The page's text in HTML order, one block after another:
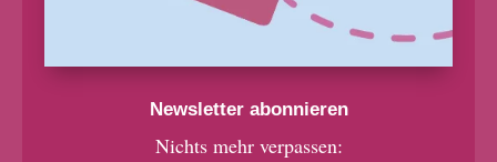
Newsletter abonnieren
Nichts mehr verpassen: